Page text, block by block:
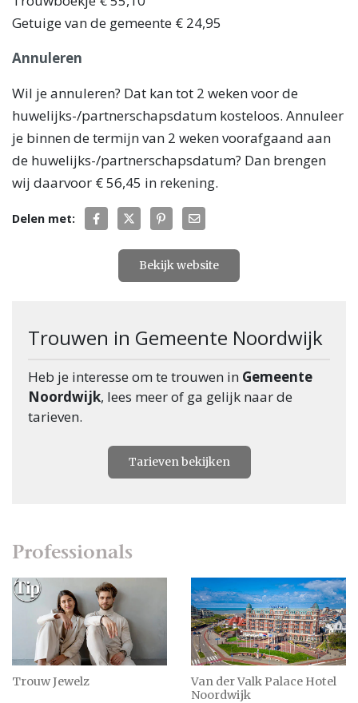
Getuige van de gemeente € 24,95
Annuleren
Wil je annuleren? Dat kan tot 2 weken voor de
huwelijks-/partnerschapsdatum kosteloos. Annuleer
je binnen de termijn van 2 weken voorafgaand aan
de huwelijks-/partnerschapsdatum? Dan brengen
wij daarvoor € 56,45 in rekening.
Delen met:
Bekijk website
Trouwen in Gemeente Noordwijk
Heb je interesse om te trouwen in Gemeente
Noordwijk, lees meer of ga gelijk naar de
tarieven.
Tarieven bekijken
Professionals
Trouw Jewelz
Van der Valk Palace Hotel
Noordwijk